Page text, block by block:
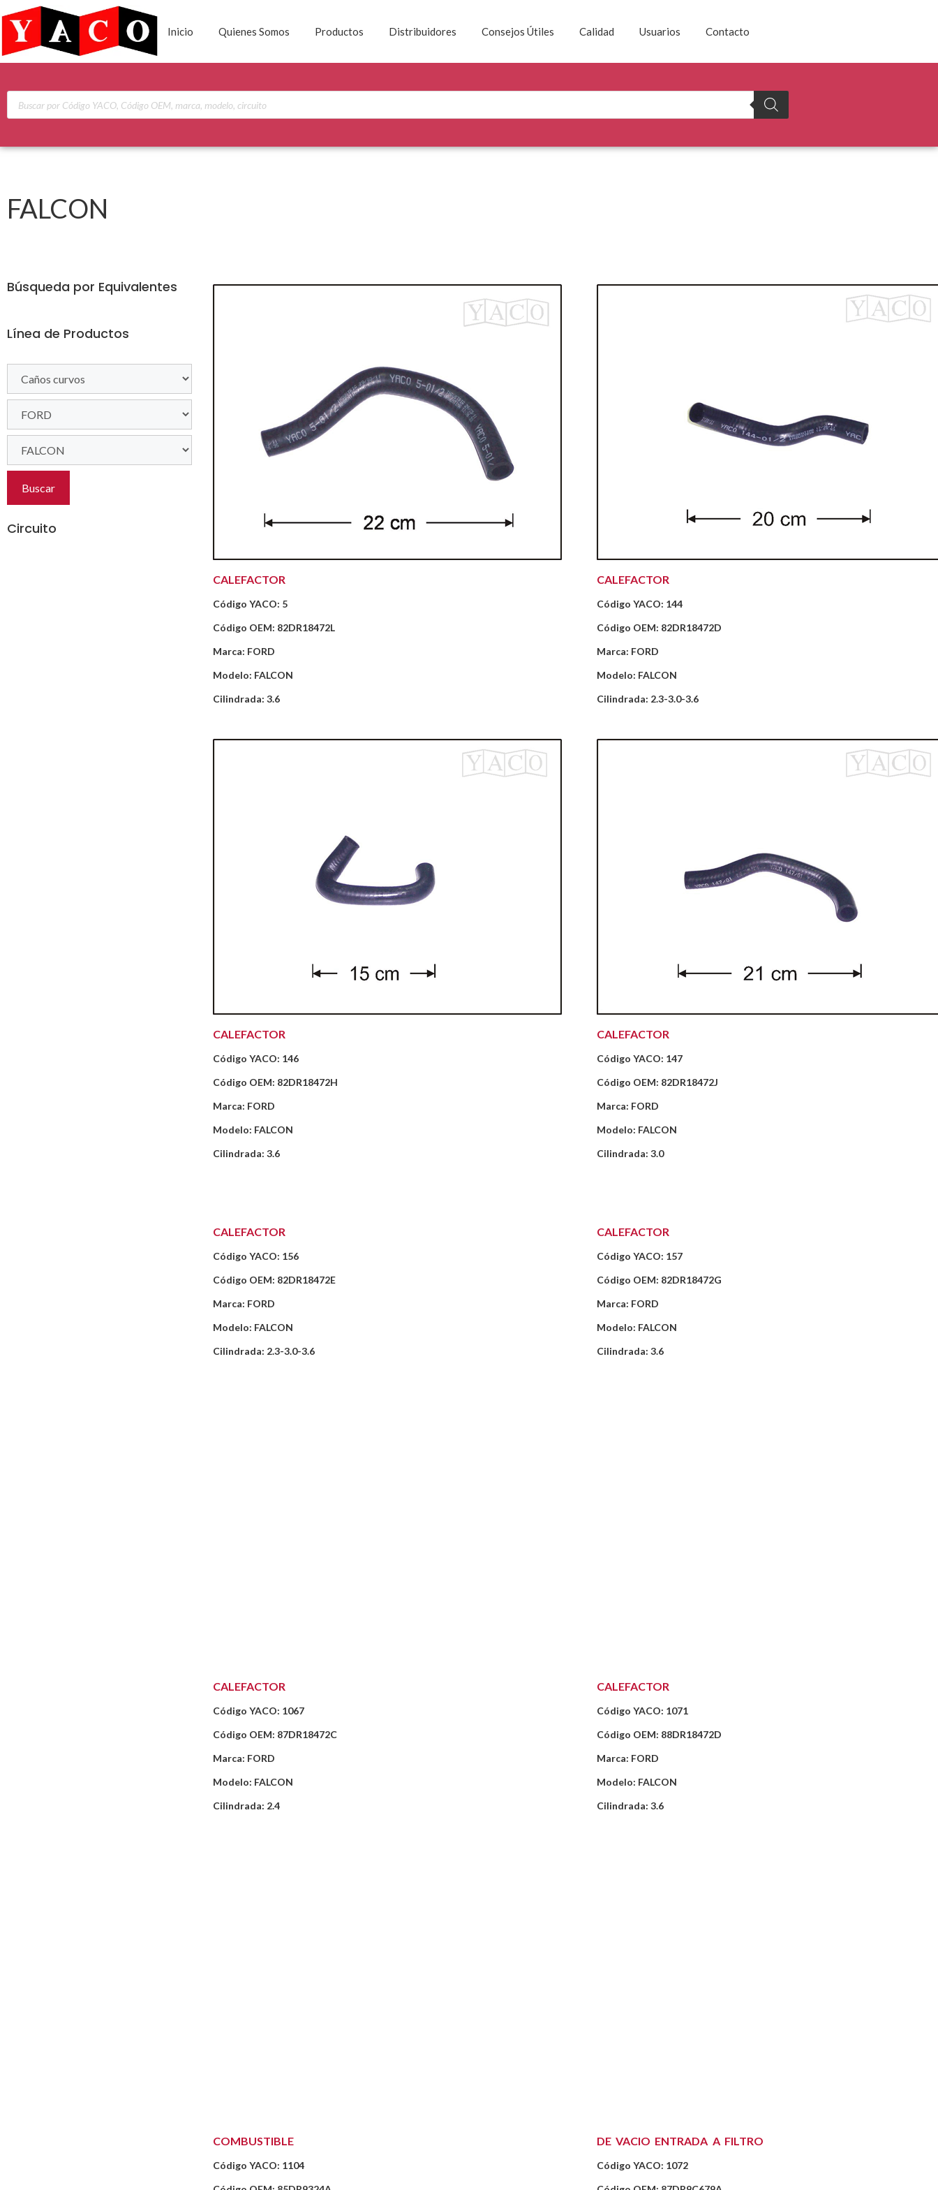
Inicio Quienes Somos Productos Distribuidores Consejos Útiles Calidad Usuarios Contacto
FALCON
Búsqueda por Equivalentes
Línea de Productos
Buscar
Circuito
CALEFACTOR
Código YACO: 5
Código OEM: 82DR18472L
Marca: FORD
Modelo: FALCON
Cilindrada: 3.6
CALEFACTOR
Código YACO: 144
Código OEM: 82DR18472D
Marca: FORD
Modelo: FALCON
Cilindrada: 2.3-3.0-3.6
CALEFACTOR
Código YACO: 146
Código OEM: 82DR18472H
Marca: FORD
Modelo: FALCON
Cilindrada: 3.6
CALEFACTOR
Código YACO: 147
Código OEM: 82DR18472J
Marca: FORD
Modelo: FALCON
Cilindrada: 3.0
CALEFACTOR
Código YACO: 156
Código OEM: 82DR18472E
Marca: FORD
Modelo: FALCON
Cilindrada: 2.3-3.0-3.6
CALEFACTOR
Código YACO: 157
Código OEM: 82DR18472G
Marca: FORD
Modelo: FALCON
Cilindrada: 3.6
CALEFACTOR
Código YACO: 1067
Código OEM: 87DR18472C
Marca: FORD
Modelo: FALCON
Cilindrada: 2.4
CALEFACTOR
Código YACO: 1071
Código OEM: 88DR18472D
Marca: FORD
Modelo: FALCON
Cilindrada: 3.6
COMBUSTIBLE
Código YACO: 1104
DE VACIO ENTRADA A FILTRO
Código YACO: 1072